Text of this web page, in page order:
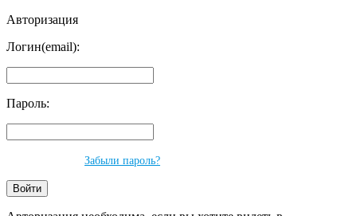
Авторизация
Логин(email):
Пароль:
Забыли пароль?